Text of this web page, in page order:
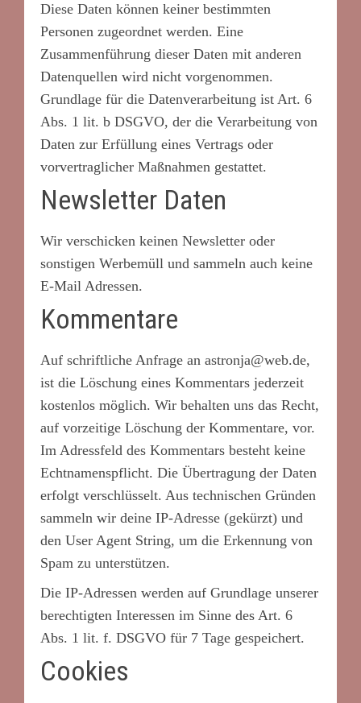
Diese Daten können keiner bestimmten
Personen zugeordnet werden. Eine
Zusammenführung dieser Daten mit anderen
Datenquellen wird nicht vorgenommen.
Grundlage für die Datenverarbeitung ist Art. 6
Abs. 1 lit. b DSGVO, der die Verarbeitung von
Daten zur Erfüllung eines Vertrags oder
vorvertraglicher Maßnahmen gestattet.
Newsletter Daten
Wir verschicken keinen Newsletter oder
sonstigen Werbemüll und sammeln auch keine
E-Mail Adressen.
Kommentare
Auf schriftliche Anfrage an astronja@web.de,
ist die Löschung eines Kommentars jederzeit
kostenlos möglich. Wir behalten uns das Recht,
auf vorzeitige Löschung der Kommentare, vor.
Im Adressfeld des Kommentars besteht keine
Echtnamenspflicht. Die Übertragung der Daten
erfolgt verschlüsselt. Aus technischen Gründen
sammeln wir deine IP-Adresse (gekürzt) und
den User Agent String, um die Erkennung von
Spam zu unterstützen.
Die IP-Adressen werden auf Grundlage unserer
berechtigten Interessen im Sinne des Art. 6
Abs. 1 lit. f. DSGVO für 7 Tage gespeichert.
Cookies